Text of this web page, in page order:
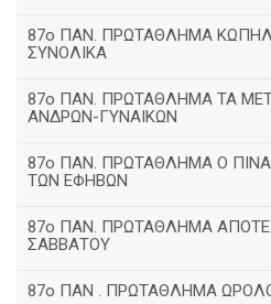
87ο ΠΑΝ. ΠΡΩΤΑΘΛΗΜΑ
ΣΥΝΟΛΙΚΑ
87ο ΠΑΝ. ΠΡΩΤΑΘΛΗΜΑ ΤΑ
ΑΝΔΡΩΝ-ΓΥΝΑΙΚΩΝ
87ο ΠΑΝ. ΠΡΩΤΑΘΛΗΜΑ Ο
ΤΩΝ ΕΦΗΒΩΝ
87ο ΠΑΝ. ΠΡΩΤΑΘΛΗΜΑ
ΣΑΒΒΑΤΟΥ
87ο ΠΑΝ . ΠΡΩΤΑΘΛΗΜΑ